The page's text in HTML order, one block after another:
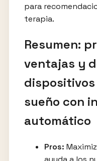
para
terapia.
Resumen:
ventajas y
sueño con
automático
Pros: